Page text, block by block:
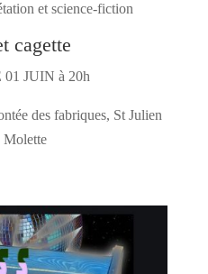
et science-fiction
cagette
JUIN à 20h
des fabriques, St Julien